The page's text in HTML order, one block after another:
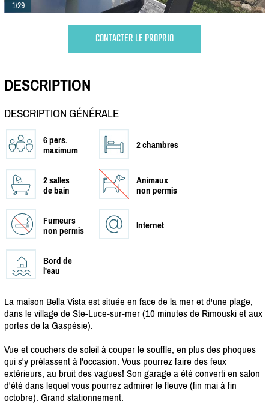
1/29
CONTACTER LE PROPRIO
DESCRIPTION
DESCRIPTION GÉNÉRALE
6 pers.
maximum
2 chambres
2 salles
de bain
Animaux
non permis
Fumeurs
non permis
Internet
Bord de
l'eau
La maison Bella Vista est située en face de la mer et d'une plage,
dans le village de Ste-Luce-sur-mer (10 minutes de Rimouski et aux
portes de la Gaspésie).
Vue et couchers de soleil à couper le souffle, en plus des phoques
qui s'y prélassent à l'occasion. Vous pourrez faire des feux
extérieurs, au bruit des vagues! Son garage a été converti en salon
d'été dans lequel vous pourrez admirer le fleuve (fin mai à fin
octobre). Grand stationnement.